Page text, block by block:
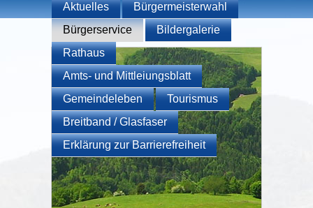
Aktuelles
Bürgermeisterwahl
Bürgerservice
Bildergalerie
Rathaus
Amts- und Mittleiungsblatt
Gemeindeleben
Tourismus
Breitband / Glasfaser
Erklärung zur Barrierefreiheit